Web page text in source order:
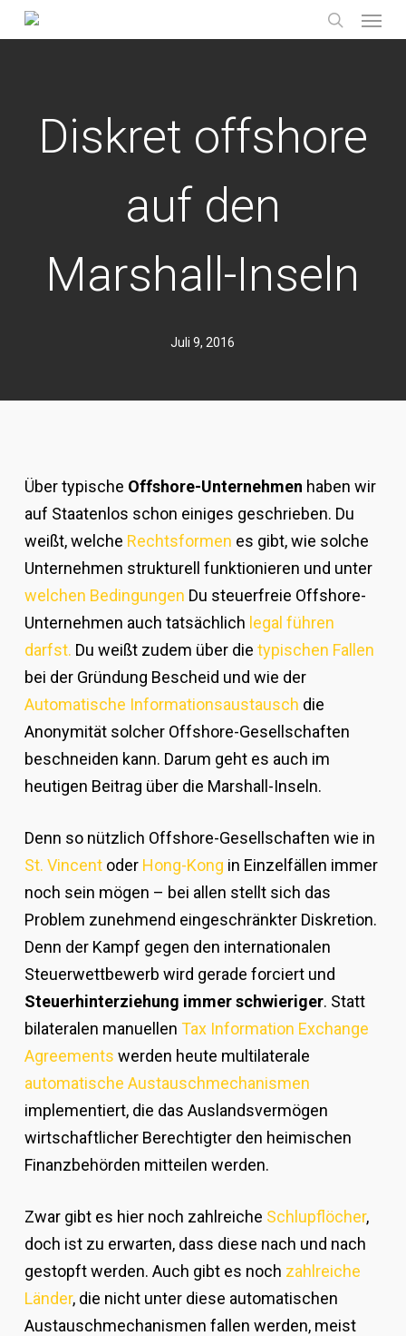
Skip
to
search
Diskret offshore
auf den
Marshall-Inseln
Juli 9, 2016
Über typische Offshore-Unternehmen haben wir
auf Staatenlos schon einiges geschrieben. Du
weißt, welche Rechtsformen es gibt, wie solche
Unternehmen strukturell funktionieren und unter
welchen Bedingungen Du steuerfreie Offshore-
Unternehmen auch tatsächlich legal führen
darfst. Du weißt zudem über die typischen Fallen
bei der Gründung Bescheid und wie der
Automatische Informationsaustausch die
Anonymität solcher Offshore-Gesellschaften
beschneiden kann. Darum geht es auch im
heutigen Beitrag über die Marshall-Inseln.
Denn so nützlich Offshore-Gesellschaften wie in
St. Vincent oderHong-Kong in Einzelfällen immer
noch sein mögen – bei allen stellt sich das
Problem zunehmend eingeschränkter Diskretion.
Denn der Kampf gegen den internationalen
Steuerwettbewerb wird gerade forciert und
Steuerhinterziehung immer schwieriger. Statt
bilateralen manuellen Tax Information Exchange
Agreements werden heute multilaterale
automatische Austauschmechanismen
implementiert, die das Auslandsvermögen
wirtschaftlicher Berechtigter den heimischen
Finanzbehörden mitteilen werden.
Zwar gibt es hier noch zahlreiche Schlupflöcher,
doch ist zu erwarten, dass diese nach und nach
gestopft werden. Auch gibt es noch zahlreiche
Länder, die nicht unter diese automatischen
Austauschmechanismen fallen werden, meist